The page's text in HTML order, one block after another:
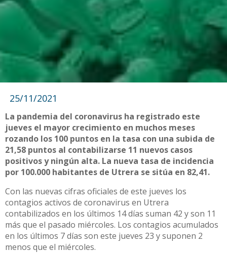
25/11/2021
La pandemia del coronavirus ha registrado este
jueves el mayor crecimiento en muchos meses
rozando los 100 puntos en la tasa con una subida de
21,58 puntos al contabilizarse 11 nuevos casos
positivos y ningún alta. La nueva tasa de incidencia
por 100.000 habitantes de Utrera se sitúa en 82,41.
Con las nuevas cifras oficiales de este jueves los
contagios activos de coronavirus en Utrera
contabilizados en los últimos 14 días suman 42 y son 11
más que el pasado miércoles. Los contagios acumulados
en los últimos 7 días son este jueves 23 y suponen 2
menos que el miércoles.